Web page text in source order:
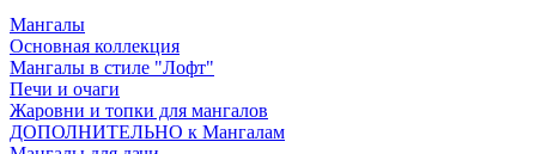
Мангалы
Основная коллекция
Мангалы в стиле "Лофт"
Печи и очаги
Жаровни и топки для мангалов
ДОПОЛНИТЕЛЬНО к Мангалам